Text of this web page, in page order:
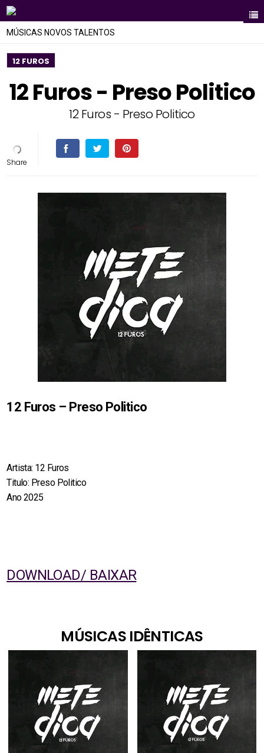
MÚSICAS NOVOS TALENTOS
12 FUROS
12 Furos - Preso Politico
12 Furos - Preso Politico
12 Furos – Preso Politico
Artista: 12 Furos
Titulo: Preso Politico
Ano 2025
DOWNLOAD/ BAIXAR
MÚSICAS IDÊNTICAS